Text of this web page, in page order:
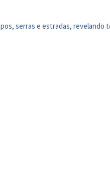
serras e estradas, revelando